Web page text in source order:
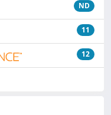
ND
11
12